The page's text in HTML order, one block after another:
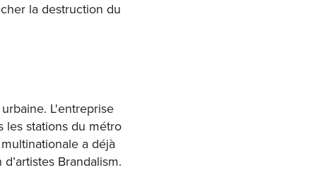
la destruction du
L'entreprise
les stations du métro
a déjà
Brandalism.